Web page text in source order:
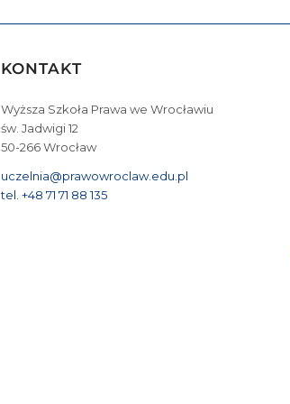
KONTAKT
Wyższa Szkoła Prawa we Wrocławiu
św. Jadwigi 12
50-266 Wrocław
uczelnia@prawowroclaw.edu.pl
tel. +48 71 71 88 135